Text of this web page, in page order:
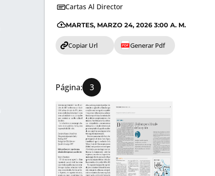
Cartas Al Director
MARTES, MARZO 24, 2026 3:00 A. M.
Copiar Url Generar Pdf
Página: 3